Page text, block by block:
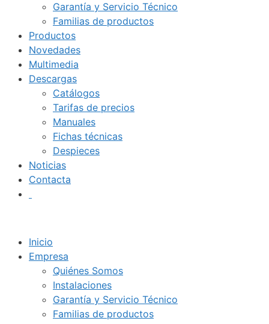
Garantía y Servicio Técnico
Familias de productos
Productos
Novedades
Multimedia
Descargas
Catálogos
Tarifas de precios
Manuales
Fichas técnicas
Despieces
Noticias
Contacta
Inicio
Empresa
Quiénes Somos
Instalaciones
Garantía y Servicio Técnico
Familias de productos